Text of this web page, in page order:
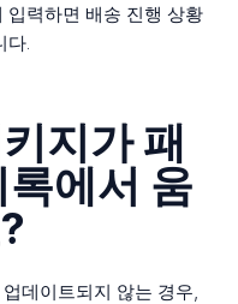
입력하면 배송 진행 상황
.
지가 패
에서 움
데이트되지 않는 경우,